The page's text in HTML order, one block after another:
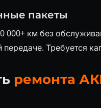
пакеты
000+ км без
передаче. Требуется
ремонта